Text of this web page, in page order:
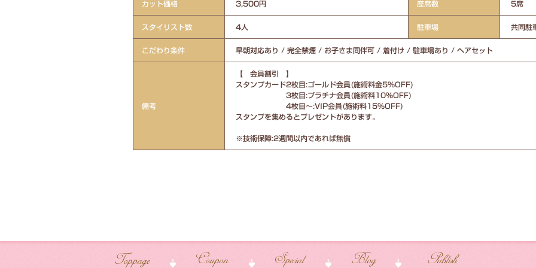
カット価格 3,500円 座席数 5席
スタイリスト数 4人 駐車場 共同駐
こだわり条件 早朝対応あり / 完全禁煙 / お子さま同伴可 / 着付け / 駐車場あり / ヘアセット
備考
【 会員割引 】
スタンプカード2枚目:ゴールド会員(施術料金5%OFF)
3枚目:プラチナ会員(施術料10%OFF)
4枚目～:VIP会員(施術料15%OFF)
スタンプを集めるとプレゼントがあります。
※技術保障:2週間以内であれば無償